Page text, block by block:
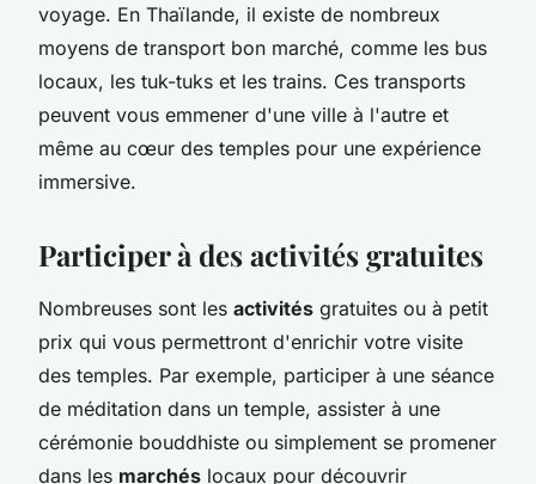
voyage. En Thaïlande, il existe de nombreux
moyens de transport bon marché, comme les bus
locaux, les tuk-tuks et les trains. Ces transports
peuvent vous emmener d'une ville à l'autre et
même au cœur des temples pour une expérience
immersive.
Participer à des activités gratuites
Nombreuses sont les activités gratuites ou à petit
prix qui vous permettront d'enrichir votre visite
des temples. Par exemple, participer à une séance
de méditation dans un temple, assister à une
cérémonie bouddhiste ou simplement se promener
dans les marchés locaux pour découvrir